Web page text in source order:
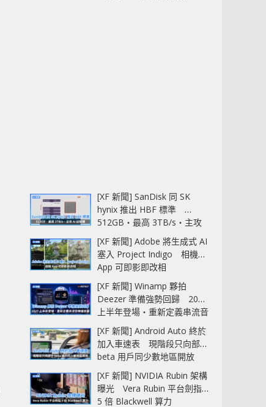
[XF 新聞] SanDisk 同 SK
hynix 推出 HBF 標準
512GB‧最高 3TB/s‧主攻
AI 記憶體
[XF 新聞] Adobe 將生成式 AI
塞入 Project Indigo 相機
App 可即影即改相
[XF 新聞] Winamp 夥拍
Deezer 準備強勢回歸 2027
上半年登場‧重新定義串流音
樂播放器
[XF 新聞] Android Auto 終於
加入車速表 現階段只向部分
beta 用戶同少數地區開放
[XF 新聞] NVIDIA Rubin 架構
曝光 Vera Rubin 平台劍指
5 倍 Blackwell 算力